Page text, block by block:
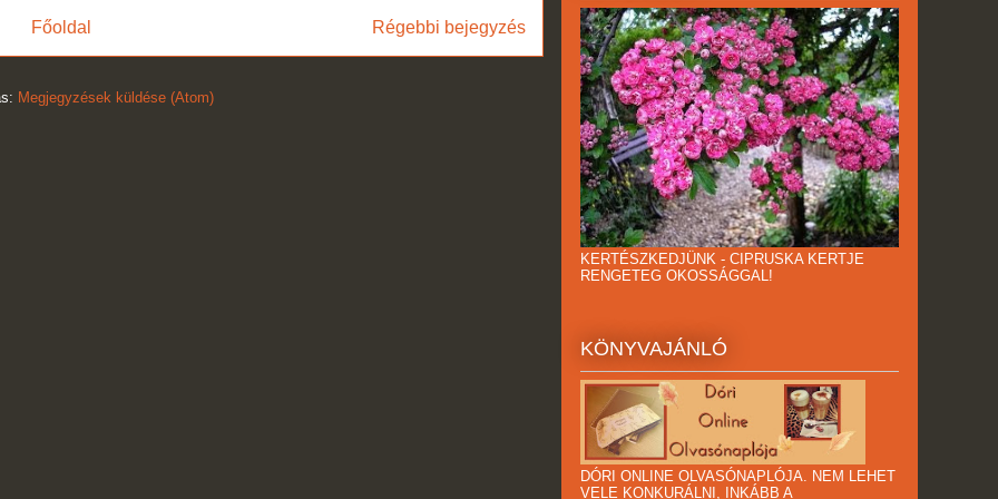
Régebbi bejegyzés
Főoldal
Megjegyzések küldése (Atom)
KERTÉSZKEDJÜNK - CIPRUSKA KERTJE
RENGETEG OKOSSÁGGAL!
KÖNYVAJÁNLÓ
DÓRI ONLINE OLVASÓNAPLÓJA. NEM LEHET
VELE KONKURÁLNI, INKÁBB A